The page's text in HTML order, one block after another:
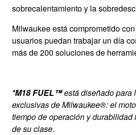
sobrecalentamiento y la
Milwaukee está comprometido
usuarios puedan trabajar un día
más de 200 soluciones de
*M18 FUEL™está diseñado para
exclusivas de Milwaukee®: el
tiempo de operación y
de su clase.